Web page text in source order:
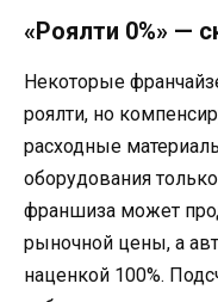
«Роялти 0%» —
Некоторые
роялти, но
расходные
оборудования
франшиза может
рыночной цены, а
наценкой 100%.